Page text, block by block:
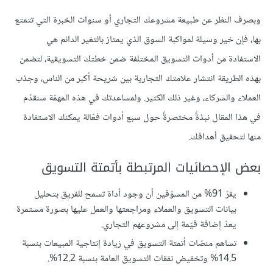
وبصرف النظر عن طبيعة مشروعك التجاري أو سنوات الخبرة التي تتمتع
بها، فإن خير وسيلة لمواكبة السوق الذي يمتاز بالتغير الدائم هي
الاستفادة من أدوات التسويق المختلفة ضمن خطتك التسويقية، لتضمن
بهذه الطريقة انتشار علامتك التجارية بين شريحة أكبر من الناس، وجذب
العملاء والشركاء، وغير ذلك الكثير. ولمساعدتك في هذه المهمّة سنقدّم
في هذا المقال نبذةً مختصرةً حول سبع أدوات فعّالة يمكنك الاستفادة
منها لتحقيق أهدافك.
بعض الإحصائيات المرتبطة بأتمتة التسويق
يقرّ 91% من المسوّقين أن وجود أداة تسمح للفريق بتحليل
بيانات التسويق والعملاء ومراجعتها والعمل عليها بصورة مستمرة
يعدّ إضافة قيّمة إلى مشروعهم التجاري.
تساهم منصّات أتمتة التسويق في زيادة إنتاجية المبيعات بنسبة
14.5% وتخفيض نفقات التسويق العامة بنسبة 12.2%.